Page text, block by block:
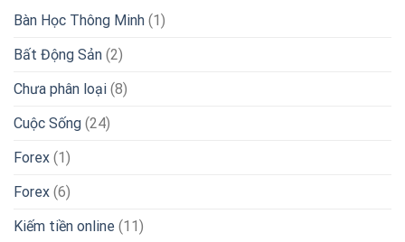
Bàn Học Thông Minh (1)
Bất Động Sản (2)
Chưa phân loại (8)
Cuộc Sống (24)
Forex (1)
Forex (6)
Kiếm tiền online (11)